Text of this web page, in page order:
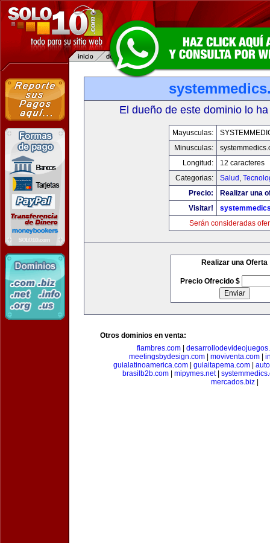
El dueño de este dominio lo
Mayusculas:
Minusculas:
Longitud:
12 caracteres
Categorias:
Salud ,
Precio:
Realizar una
Visitar!
Serán consideradas
Realizar una Oferta
Precio Ofrecido $
Otros dominios en venta:
fiambres.com|
meetingsbydesign.com
moviventa.com
guialatinoamerica.com
guiaitapema.com
brasilb2b.com
mipymes.net|
mercados.biz|